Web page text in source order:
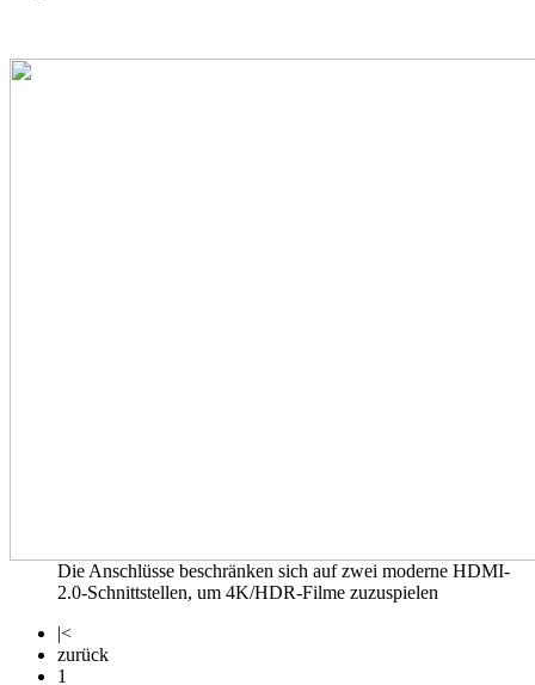
Die Anschlüsse beschränken sich auf zwei moderne HDMI-
2.0-Schnittstellen, um 4K/HDR-Filme zuzuspielen
|<
zurück
1